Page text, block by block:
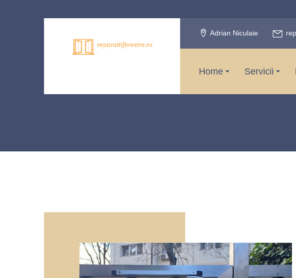
Adrian Niculaie
Home Servicii